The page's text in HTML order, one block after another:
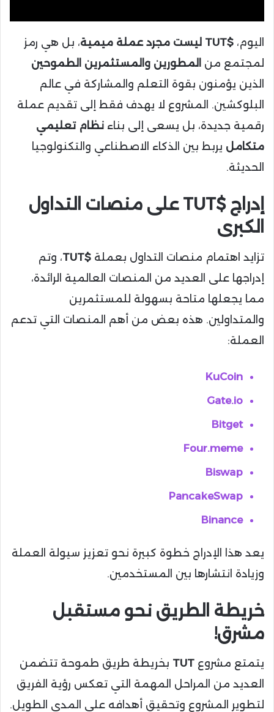
اليوم، $TUT ليست مجرد عملة ميمية
، بل هي رمز
لمجتمع من المطورين والمستثمرين الطموحين
الذين يؤمنون بقوة التعلم والمشاركة في عالم
البلوكشين. المشروع لا يهدف فقط إلى تقديم عملة
رقمية جديدة، بل يسعى إلى بناء نظام تعليمي
متكامل يربط بين الذكاء الاصطناعي والتكنولوجيا
الحديثة.
إدراج $TUT على منصات التداول
الكبرى
تزايد اهتمام منصات التداول بعملة $TUT
، وتم
إدراجها على العديد من المنصات العالمية الرائدة،
مما يجعلها متاحة بسهولة للمستثمرين
والمتداولين. هذه بعض من أهم المنصات التي تدعم
العملة:
KuCoin
Gate.io
Bitget
Four.meme
Biswap
PancakeSwap
Binance
يعد هذا الإدراج خطوة كبيرة نحو تعزيز سيولة العملة
وزيادة انتشارها بين المستخدمين.
خريطة الطريق نحو مستقبل
مشرق!
يتمتع مشروع TUT بخريطة طريق طموحة تتضمن
العديد من المراحل المهمة التي تعكس رؤية الفريق
لتطوير المشروع وتحقيق أهدافه على المدى الطويل.